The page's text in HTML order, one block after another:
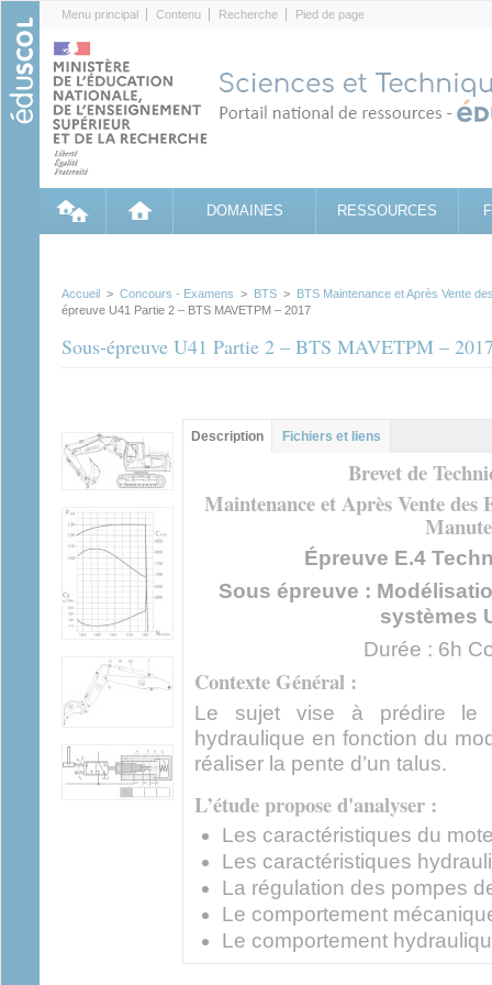
Menu principal Contenu Recherche Pied de page
DOMAINES RESSOURCES
Accueil > Concours - Examens > BTS > BTS Maintenance et Après Vente
épreuve U41 Partie 2 – BTS MAVETPM – 2017
Sous-épreuve U41 Partie 2 – BTS MAVETPM –
Groupe principal
Description (onglet
actif)
Fichiers et liens
Brevet de
Maintenance et Après Vente des
Épreuve E.4
Sous épreuve :
systèmes
Durée : 6h
Contexte Général :
Le sujet vise à prédire le
hydraulique en fonction du
réaliser la pente d’un talus.
L’étude propose d'analyser :
Les caractéristiques du
Les caractéristiques
La régulation des pompes
Le comportement
Le comportement